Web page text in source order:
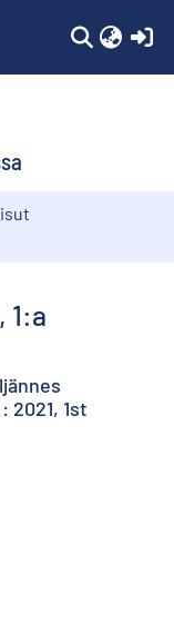
1:a
2021, 1st